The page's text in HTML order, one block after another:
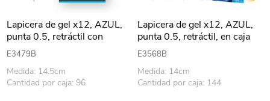
Lapicera de gel x12, AZUL,
punta 0.5, retráctil con
diseño infantil, en caja BEIFA
E3479B
Medida: 14.5cm
Cantidad por caja: 96
Lapicera de gel x12, AZUL,
punta 0.5, retráctil, en caja
BEIFA
E3568B
Medida: 14cm
Cantidad por caja: 144